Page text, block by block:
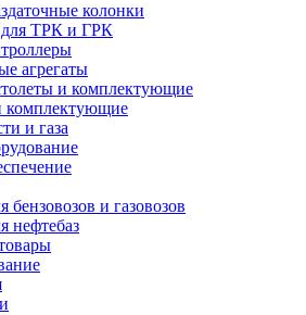
колонки
ТРК и ГРК
агрегаты
и комплектующие
комплектующие
и газа
бензовозов и газовозов
нефтебаз